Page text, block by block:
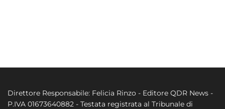
Direttore Responsabile: Felicia Rinzo - Editore QDR News -
P.IVA 01673640882 - Testata registrata al Tribunale di